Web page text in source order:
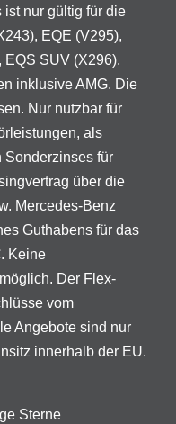
ist nur gültig für die
EQE (V295),
EQS SUV (X296).
inklusive AMG. Die
Nur nutzbar für
als
Sonderzinses für
über die
Mercedes-Benz
Guthabens für das
Keine
Der Flex-
vom
Angebote sind nur
innerhalb der EU.
Sterne